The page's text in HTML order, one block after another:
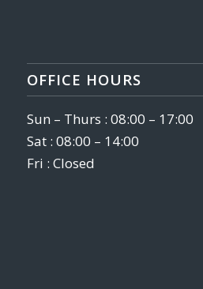
OFFICE HOURS
Sun – Thurs : 08:00 – 17:00
Sat : 08:00 – 14:00
Fri : Closed